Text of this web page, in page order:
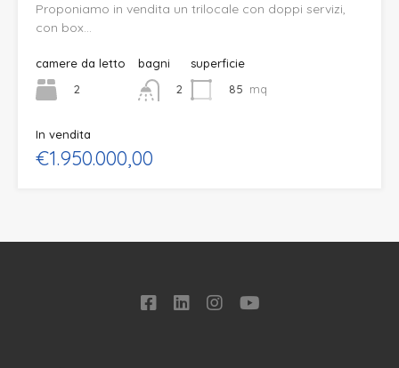
Proponiamo in vendita un trilocale con doppi servizi,
con box…
camere da letto
2
bagni
2
superficie
85 mq
In vendita
€1.950.000,00